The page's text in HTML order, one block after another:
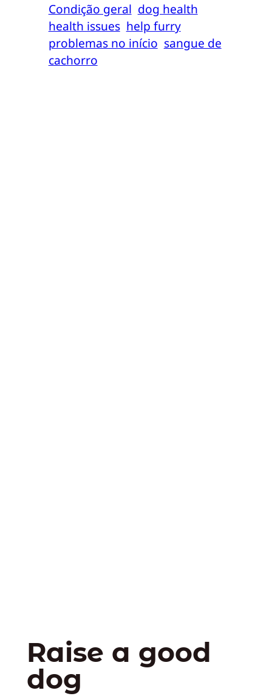
Condição geral dog health
health issues help furry
problemas no início sangue de
cachorro
Raise a good
dog